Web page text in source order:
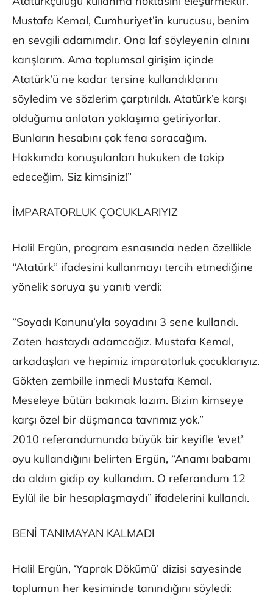
Mustafa Kemal, Cumhuriyet’in kurucusu, benim
en sevgili adamımdır. Ona laf söyleyenin alnını
karışlarım. Ama toplumsal girişim içinde
Atatürk’ü ne kadar tersine kullandıklarını
söyledim ve sözlerim çarptırıldı. Atatürk’e karşı
olduğumu anlatan yaklaşıma getiriyorlar.
Bunların hesabını çok fena soracağım.
Hakkımda konuşulanları hukuken de takip
edeceğim. Siz kimsiniz!”
İMPARATORLUK ÇOCUKLARIYIZ
Halil Ergün, program esnasında neden özellikle
“Atatürk” ifadesini kullanmayı tercih etmediğine
yönelik soruya şu yanıtı verdi:
“Soyadı Kanunu’yla soyadını 3 sene kullandı.
Zaten hastaydı adamcağız. Mustafa Kemal,
arkadaşları ve hepimiz imparatorluk çocuklarıyız.
Gökten zembille inmedi Mustafa Kemal.
Meseleye bütün bakmak lazım. Bizim kimseye
karşı özel bir düşmanca tavrımız yok.”
2010 referandumunda büyük bir keyifle ‘evet’
oyu kullandığını belirten Ergün, “Anamı babamı
da aldım gidip oy kullandım. O referandum 12
Eylül ile bir hesaplaşmaydı” ifadelerini kullandı.
BENİ TANIMAYAN KALMADI
Halil Ergün, ‘Yaprak Dökümü’ dizisi sayesinde
toplumun her kesiminde tanındığını söyledi: